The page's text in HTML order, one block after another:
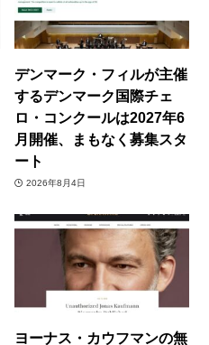
デンマーク・フィルが主催
するデンマーク国際チェ
ロ・コンクールは2027年6
月開催、まもなく募集スタ
ート
2026年8月4日
ヨーナス・カウフマンの無